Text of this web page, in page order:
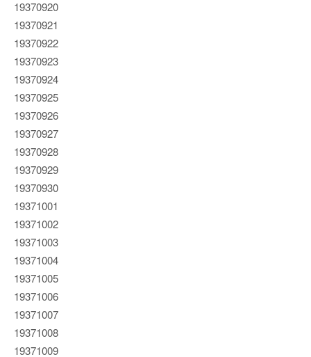
19370920
19370921
19370922
19370923
19370924
19370925
19370926
19370927
19370928
19370929
19370930
19371001
19371002
19371003
19371004
19371005
19371006
19371007
19371008
19371009